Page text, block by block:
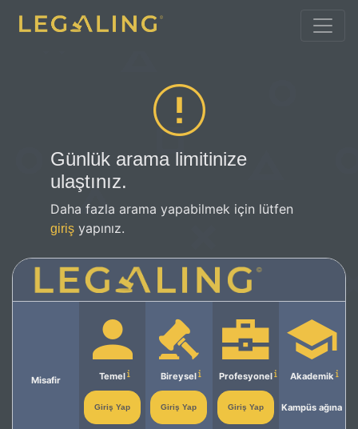
Günlük arama limitinize
ulaştınız.
Daha fazla arama yapabilmek için lütfen
giriş yapınız.
Misafir Temel
Giriş Yap
Bireysel
Giriş Yap
Profesyonel
Giriş Yap
Akademik
Kampüs ağına